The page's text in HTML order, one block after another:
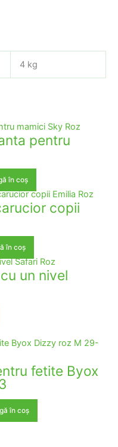
4 kg
pentru
în coș
copii
în coș
un nivel
fetite Byox
în coș